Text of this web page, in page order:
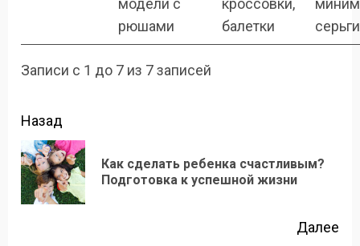
модели с
рюшами
кроссовки,
балетки
серьги
Записи с 1 до 7 из 7 записей
Продолжить
чтение
Назад
Как сделать ребенка счастливым?
Подготовка к успешной жизни
Далее